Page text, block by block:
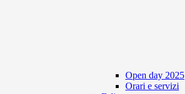
Open day 2025
Orari e servizi